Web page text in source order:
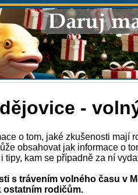
-
o tom, jaké zkušenosti mají
obsahovat jak informace o
tipy, kam se případně za ní
s trávením volného času v
ostatním rodičům.